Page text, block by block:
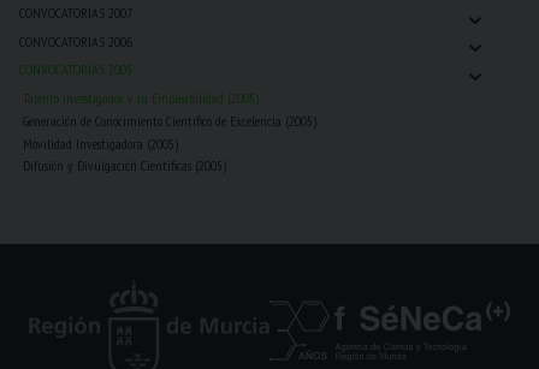
CONVOCATORIAS 2007 ⌄
CONVOCATORIAS 2006 ⌄
CONVOCATORIAS 2005 ⌄
Talento Investigador y su Empleabilidad (2005)
Generación de Conocimiento Científico de Excelencia (2005)
Movilidad Investigadora (2005)
Difusión y Divulgación Cientificas (2005)